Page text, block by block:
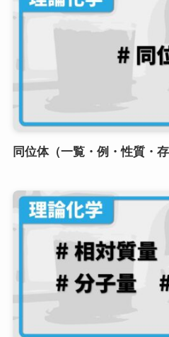
同位体（一覧・例・性質・